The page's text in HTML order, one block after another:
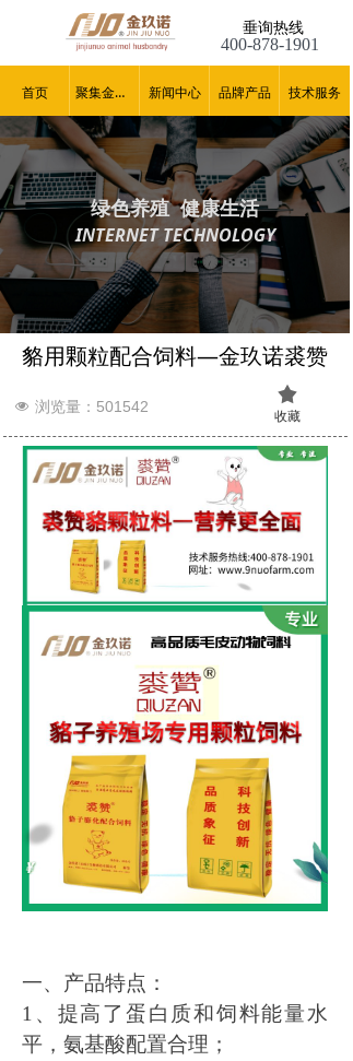
首页 聚集金玖诺 新闻中心 品牌产品 技术服务
垂询热线
400-878-1901
绿色养殖 健康生活
INTERNET TECHNOLOGY
貉用颗粒配合饲料—金玖诺裘赞
一、产品特点：
1、提高了蛋白质和饲料能量水
平，氨基酸配置合理；
넶 浏览量：501542
끄
收藏